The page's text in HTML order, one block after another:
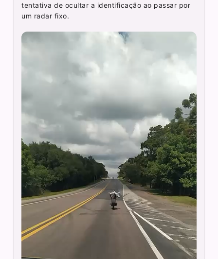
tentativa de ocultar a identificação ao passar por
um radar fixo.